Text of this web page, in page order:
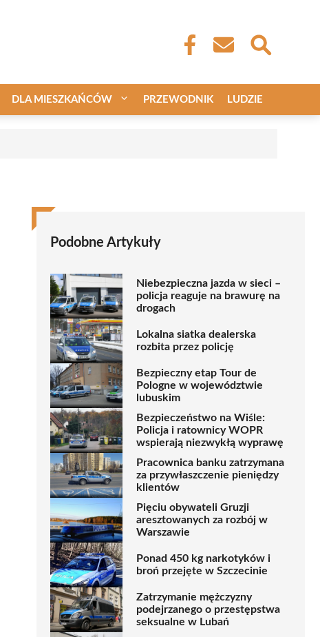
DLA MIESZKAŃCÓW PRZEWODNIK LUDZIE
Podobne Artykuły
Niebezpieczna jazda w sieci –
policja reaguje na brawurę na
drogach
Lokalna siatka dealerska
rozbita przez policję
Bezpieczny etap Tour de
Pologne w województwie
lubuskim
Bezpieczeństwo na Wiśle:
Policja i ratownicy WOPR
wspierają niezwykłą wyprawę
Pracownica banku zatrzymana
za przywłaszczenie pieniędzy
klientów
Pięciu obywateli Gruzji
aresztowanych za rozbój w
Warszawie
Ponad 450 kg narkotyków i
broń przejęte w Szczecinie
Zatrzymanie mężczyzny
podejrzanego o przestępstwa
seksualne w Lubań